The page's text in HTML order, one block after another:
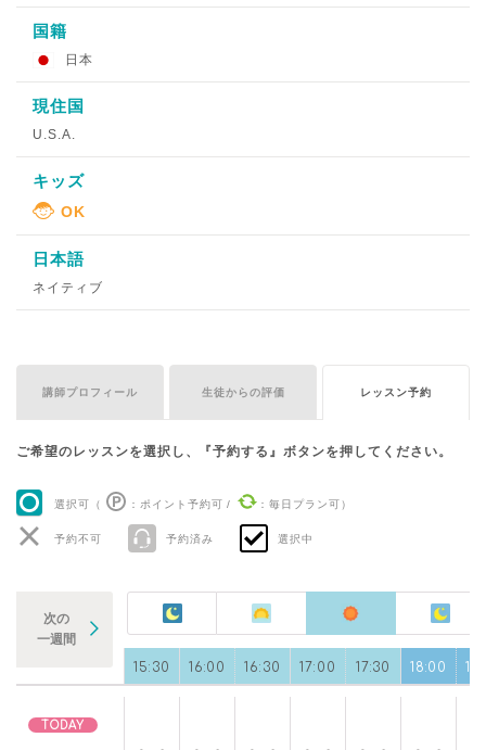
国籍
日本
現住国
U.S.A.
キッズ
日本語
ネイティブ
講師プロフィール 生徒からの評価 レッスン予約
ご希望のレッスンを選択し、『予約する』ボタンを押してください。
選択可（ ：ポイント予約可 / ：毎日プラン可）
予約不可 予約済み 選択中
次の
一週間
15:30 16:00 16:30 17:00 17:30 18:00